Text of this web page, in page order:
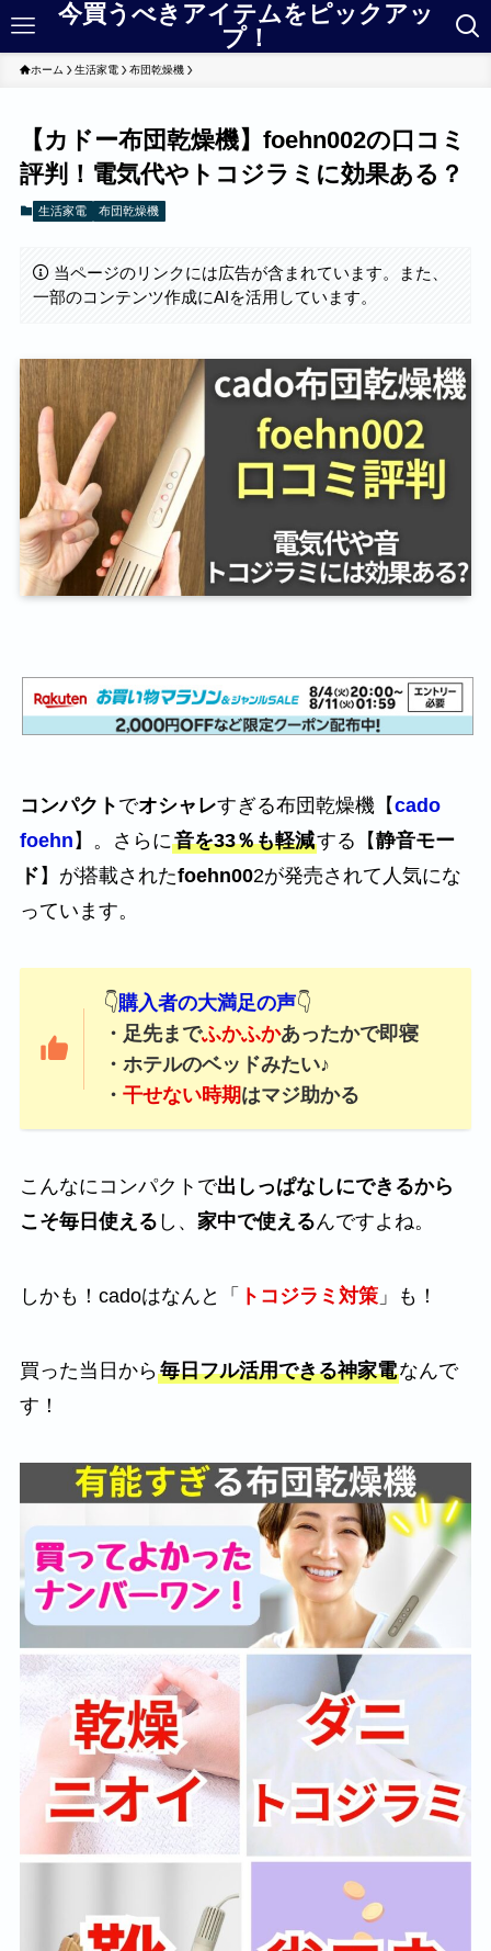
今買うべきアイテムをピックアッ
プ！
ホーム 生活家電 布団乾燥機
【カドー布団乾燥機】foehn002の口コミ
評判！電気代やトコジラミに効果ある？
生活家電 布団乾燥機
当ページのリンクには広告が含まれています。また、
一部のコンテンツ作成にAIを活用しています。
コンパクト でオシャレすぎる布団乾燥機【cado
foehn 】。さらに音を33％も軽減する【静音モー
ド 】が搭載されたfoehn002が発売されて人気にな
っています。
👇購入者の大満足の声👇
・足先までふかふかあったかで即寝
・ホテルのベッドみたい♪
・干せない時期はマジ助かる
こんなにコンパクトで出しっぱなしにできるから
こそ毎日使える し、 家中で使えるんですよね。
しかも！cadoはなんと「 トコジラミ対策」も！
買った当日から毎日フル活用できる神家電なんで
す！